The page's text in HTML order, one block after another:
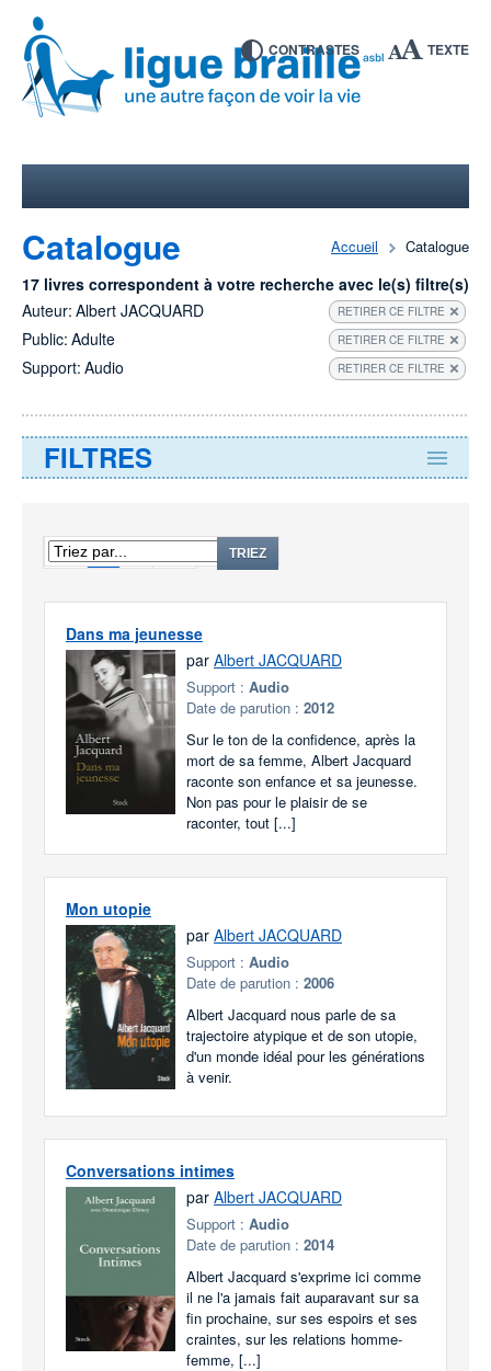
CONTRASTES TEXTE
Accueil Catalogue
Catalogue
17 livres correspondent à votre recherche avec le(s) filtre(s)
Auteur: Albert JACQUARD RETIRER CE FILTRE
Public: Adulte RETIRER CE FILTRE
Support: Audio RETIRER CE FILTRE
FILTRES
1 TRIEZ
Dans ma jeunesse
par Albert JACQUARD
Support : Audio
Date de parution : 2012
Sur le ton de la confidence, après la
mort de sa femme, Albert Jacquard
raconte son enfance et sa jeunesse.
Non pas pour le plaisir de se
raconter, tout [...]
Mon utopie
par Albert JACQUARD
Support : Audio
Date de parution : 2006
Albert Jacquard nous parle de sa
trajectoire atypique et de son utopie,
d'un monde idéal pour les générations
à venir.
Conversations intimes
par Albert JACQUARD
Support : Audio
Date de parution : 2014
Albert Jacquard s'exprime ici comme
il ne l'a jamais fait auparavant sur sa
fin prochaine, sur ses espoirs et ses
craintes, sur les relations homme-
femme, [...]